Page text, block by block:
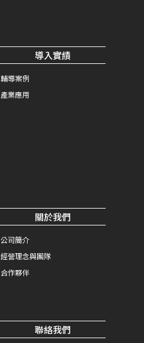
導入實績
輔導案例
產業應用
關於我們
公司簡介
經營理念與團隊
合作夥伴
聯絡我們